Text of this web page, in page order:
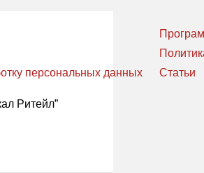
персональных данных
Статьи
Ритейл”